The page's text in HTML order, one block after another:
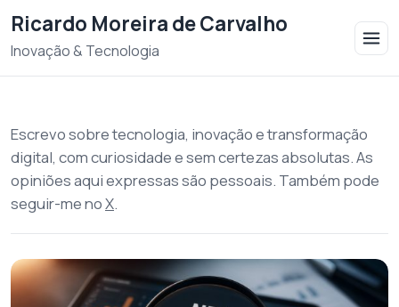
Ricardo Moreira de Carvalho
Inovação & Tecnologia
Escrevo sobre tecnologia, inovação e transformação
digital, com curiosidade e sem certezas absolutas. As
opiniões aqui expressas são pessoais. Também pode
seguir-me noX.